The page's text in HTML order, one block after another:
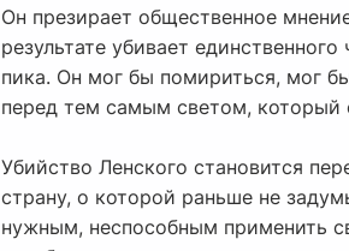
Он презирает общественное
результате убивает
пика. Он мог бы помириться, мог
перед тем самым светом, который
Убийство Ленского становится
страну, о которой раньше не
нужным, неспособным применить